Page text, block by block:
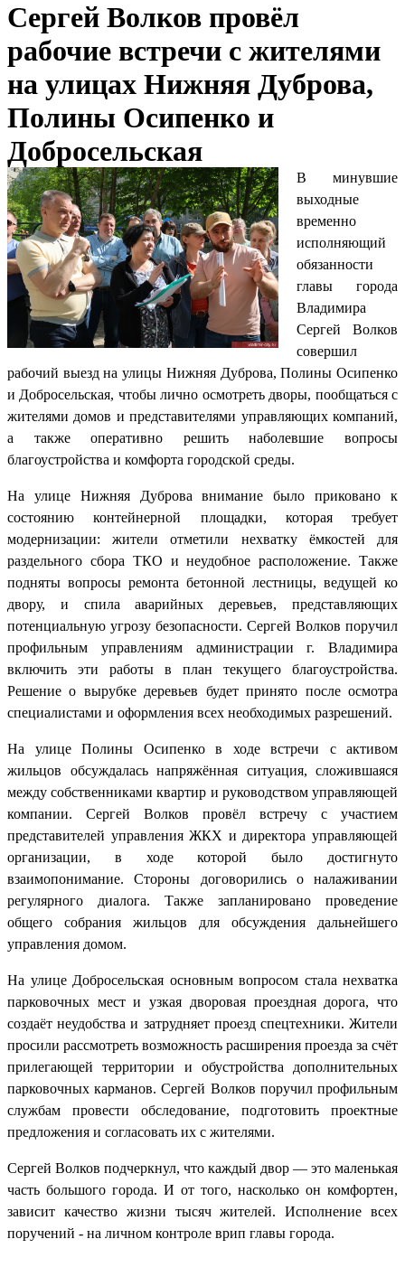
Сергей Волков провёл
рабочие встречи с жителями
на улицах Нижняя Дуброва,
Полины Осипенко и
Добросельская
В минувшие
выходные
временно
исполняющий
обязанности
главы города
Владимира
Сергей Волков
совершил
рабочий выезд на улицы Нижняя Дуброва, Полины Осипенко
и Добросельская, чтобы лично осмотреть дворы, пообщаться с
жителями домов и представителями управляющих компаний,
а также оперативно решить наболевшие вопросы
благоустройства и комфорта городской среды.
На улице Нижняя Дуброва внимание было приковано к
состоянию контейнерной площадки, которая требует
модернизации: жители отметили нехватку ёмкостей для
раздельного сбора ТКО и неудобное расположение. Также
подняты вопросы ремонта бетонной лестницы, ведущей ко
двору, и спила аварийных деревьев, представляющих
потенциальную угрозу безопасности. Сергей Волков поручил
профильным управлениям администрации г. Владимира
включить эти работы в план текущего благоустройства.
Решение о вырубке деревьев будет принято после осмотра
специалистами и оформления всех необходимых разрешений.
На улице Полины Осипенко в ходе встречи с активом
жильцов обсуждалась напряжённая ситуация, сложившаяся
между собственниками квартир и руководством управляющей
компании. Сергей Волков провёл встречу с участием
представителей управления ЖКХ и директора управляющей
организации, в ходе которой было достигнуто
взаимопонимание. Стороны договорились о налаживании
регулярного диалога. Также запланировано проведение
общего собрания жильцов для обсуждения дальнейшего
управления домом.
На улице Добросельская основным вопросом стала нехватка
парковочных мест и узкая дворовая проездная дорога, что
создаёт неудобства и затрудняет проезд спецтехники. Жители
просили рассмотреть возможность расширения проезда за счёт
прилегающей территории и обустройства дополнительных
парковочных карманов. Сергей Волков поручил профильным
службам провести обследование, подготовить проектные
предложения и согласовать их с жителями.
Сергей Волков подчеркнул, что каждый двор — это маленькая
часть большого города. И от того, насколько он комфортен,
зависит качество жизни тысяч жителей. Исполнение всех
поручений - на личном контроле врип главы города.